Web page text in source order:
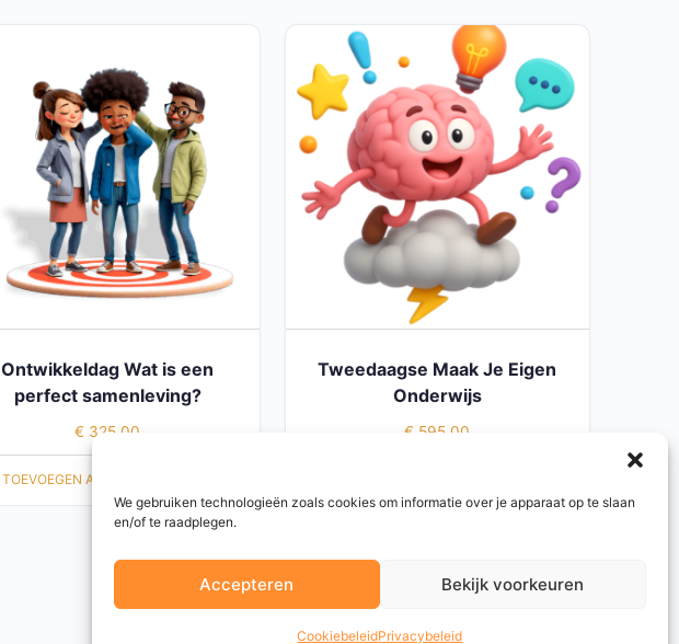
We gebruiken technologieën zoals cookies om informatie over je apparaat op te slaan
en/of te raadplegen.
Accepteren Bekijk voorkeuren
CookiebeleidPrivacybeleid
Ontwikkeldag Wat is een
perfect samenleving?
€ 325,00
TOEVOEGEN AAN WINKELWAGEN
Tweedaagse Maak Je Eigen
Onderwijs
€ 595,00